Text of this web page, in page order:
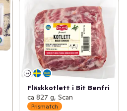
Fläskkotlett i Bit Benfri
ca 827 g, Scan
Prismatch